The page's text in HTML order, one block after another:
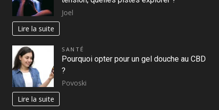
Joel
Lire la suite
SANTÉ
Pourquoi opter pour un gel douche au CBD
?
Povoski
Lire la suite